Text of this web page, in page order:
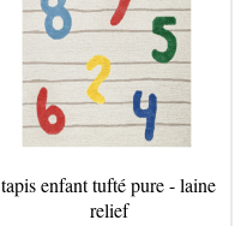
tapis enfant tufté pure - laine
relief